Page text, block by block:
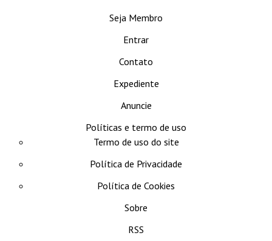
Seja Membro
Entrar
Contato
Expediente
Anuncie
Políticas e termo de uso
Termo de uso do site
Política de Privacidade
Política de Cookies
Sobre
RSS